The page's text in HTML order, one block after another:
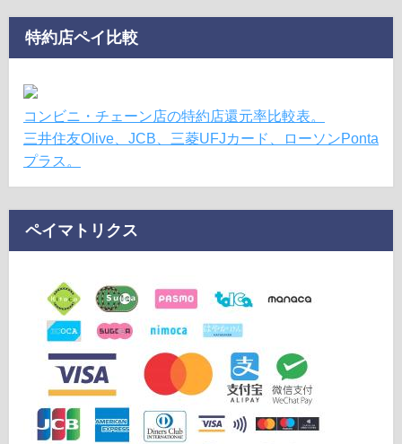
特約店ペイ比較
コンビニ・チェーン店の特約店還元率比較表。
三井住友Olive、JCB、三菱UFJカード、ローソンPonta
プラス。
ペイマトリクス